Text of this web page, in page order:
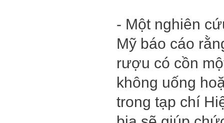
- Một nghiên
Mỹ báo cáo
rượu có cồn
không uống
trong tạp chí